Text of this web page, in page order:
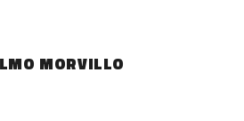
MORVILLO